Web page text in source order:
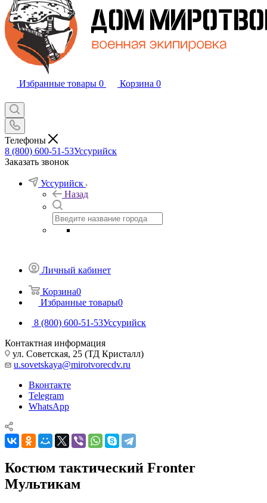
Избранные товары 0 Корзина 0
Телефоны
8 (800) 600-51-53Уссурийск
Заказать звонок
Уссурийск
Назад
Личный кабинет
Корзина0
Избранные товары0
8 (800) 600-51-53Уссурийск
Контактная информация
ул. Советская, 25 (ТД Кристалл)
u.sovetskaya@mirotvorecdv.ru
Вконтакте
Telegram
WhatsApp
Костюм тактический Fronter
Мультикам